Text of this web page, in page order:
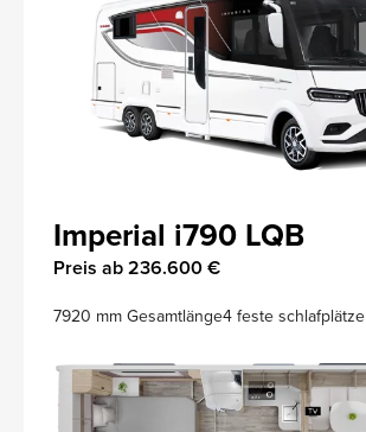
Imperial i790 LQB
Preis ab 236.600 €
7920 mm Gesamtlänge4 feste schlafplätze